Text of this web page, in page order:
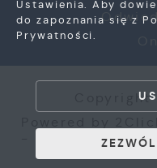
Copyright
- Portale nowej
Ustawienia. Aby
do zapoznania się z
Prywatności.